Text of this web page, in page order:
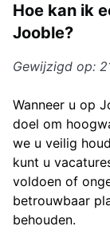
Hoe kan ik
Jooble?
Gewijzigd op:
Wanneer u op
doel om
we u veilig
kunt u
voldoen of
betrouwbaar
behouden.